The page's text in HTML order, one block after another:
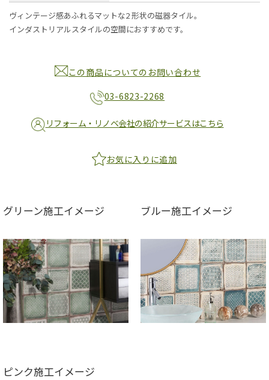
ヴィンテージ感あふれるマットな2 形状の磁器タイル。
インダストリアルスタイルの空間におすすめです。
この商品についてのお問い合わせ
03-6823-2268
リフォーム・リノベ会社の紹介サービスはこちら
お気に入りに追加
グリーン施工イメージ ブルー施工イメージ
ピンク施工イメージ